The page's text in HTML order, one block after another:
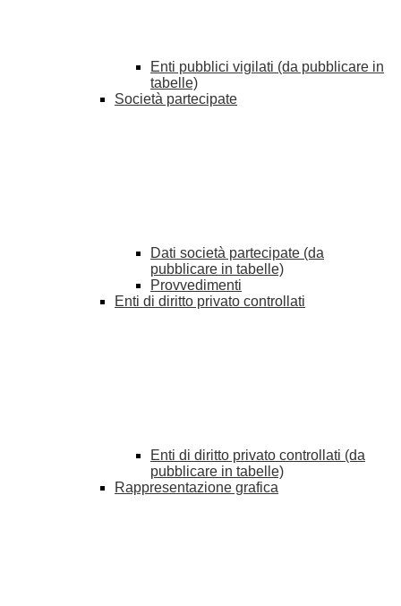
Enti pubblici vigilati (da pubblicare in
tabelle)
Società partecipate
Dati società partecipate (da
pubblicare in tabelle)
Provvedimenti
Enti di diritto privato controllati
Enti di diritto privato controllati (da
pubblicare in tabelle)
Rappresentazione grafica